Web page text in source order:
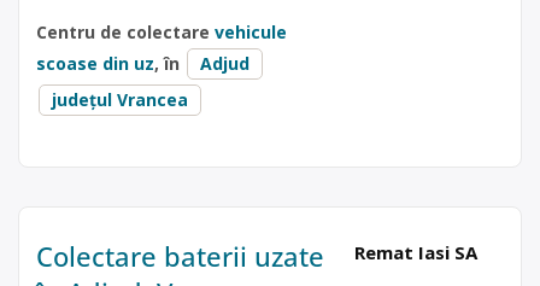
Centru de colectare vehicule
scoase din uz, în
Adjud
județul Vrancea
Colectare baterii uzate
Remat Iasi SA